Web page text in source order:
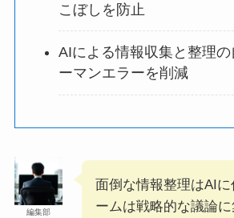
こぼしを防止
AIによる情報収集と整理
ーマンエラーを削減
編集部
面倒な情報整理はAI
ームは戦略的な議論に